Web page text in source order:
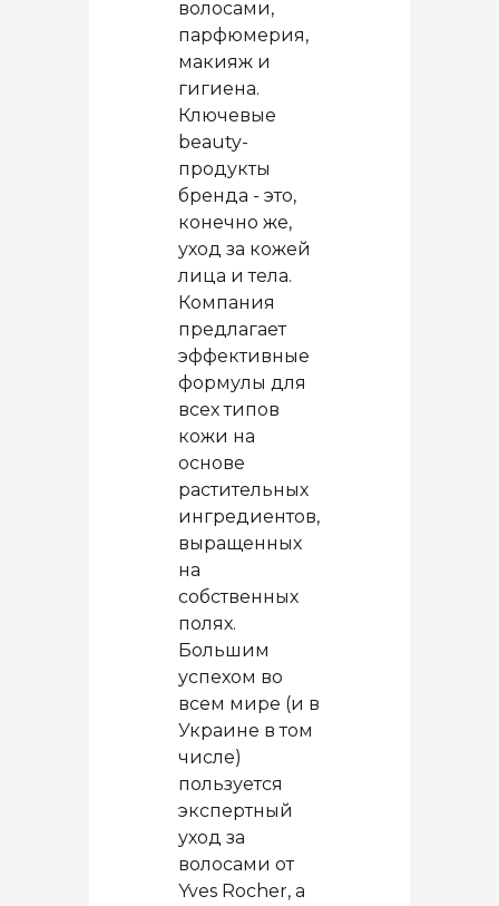
волосами,
парфюмерия,
макияж и
гигиена.
Ключевые
beauty-
продукты
бренда - это,
конечно же,
уход за кожей
лица и тела.
Компания
предлагает
эффективные
формулы для
всех типов
кожи на
основе
растительных
ингредиентов,
выращенных
на
собственных
полях.
Большим
успехом во
всем мире (и в
Украине в том
числе)
пользуется
экспертный
уход за
волосами от
Yves Rocher, а